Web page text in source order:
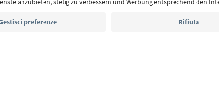
Indirizzo e-mail*